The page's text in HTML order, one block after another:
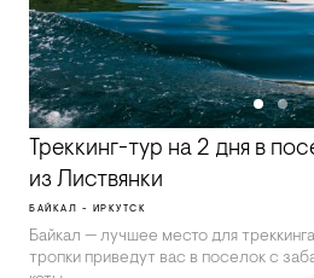
Треккинг-тур на 2 дня в
из Листвянки
БАЙКАЛ - ИРКУТСК
Байкал — лучшее место для
тропки приведут вас в поселок с